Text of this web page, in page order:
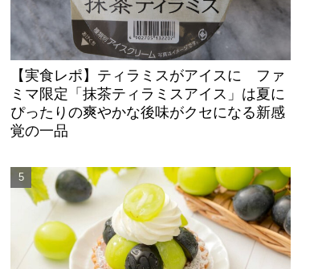
【実食レポ】ティラミスがアイスに ファ
ミマ限定「抹茶ティラミスアイス」は夏に
ぴったりの爽やかな後味がクセになる新感
覚の一品